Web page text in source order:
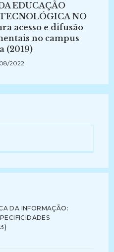
EDUCAÇÃO
NO
acesso e difusão
no campus
(2019)
2022
DA INFORMAÇÃO: